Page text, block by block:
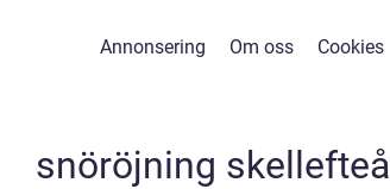
Annonsering Om oss Cookies
snöröjning skellefteå